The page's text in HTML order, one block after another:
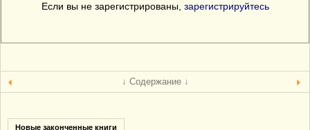
Если вы не зарегистрированы, зарегистрируйтесь
↓ Содержание ↓
Новые законченные книги